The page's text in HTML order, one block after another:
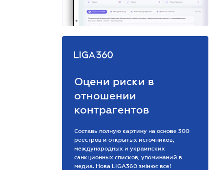
Оцени риски в
отношении
контрагентов
Составь полную картину на основе 300
реестров и открытых источников,
международных и украинских
санкционных списков, упоминаний в
медиа. Нова LIGA360 змінює все!